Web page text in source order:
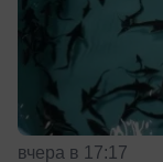
вчера в 17:17